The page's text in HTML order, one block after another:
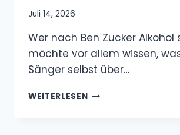
Juli 14, 2026
Wer nach Ben Zucker Alkohol
möchte vor allem wissen,
Sänger selbst über…
WEITERLESENBEN